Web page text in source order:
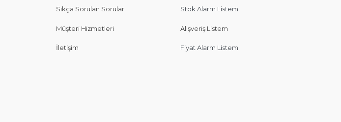
Sıkça Sorulan Sorular
Müşteri Hizmetleri
İletişim
Stok Alarm Listem
Alışveriş Listem
Fiyat Alarm Listem